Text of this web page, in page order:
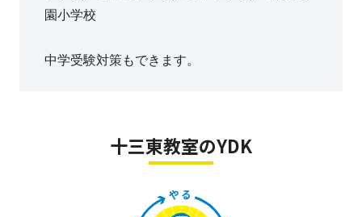
園小学校
中学受験対策もできます。
十三東教室のYDK